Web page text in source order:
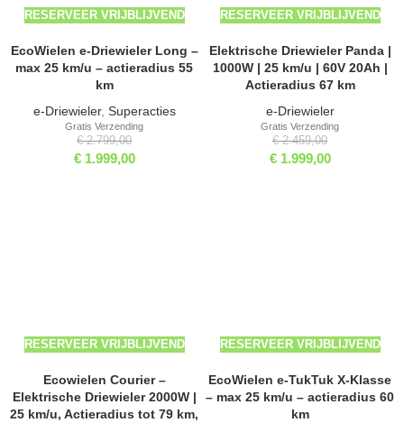
RESERVEER VRIJBLIJVEND
EcoWielen e-Driewieler Long –
max 25 km/u – actieradius 55
km
e-Driewieler, Superacties
€2.799,00
€1.999,00
Gratis Verzending
RESERVEER VRIJBLIJVEND
Elektrische Driewieler Panda |
1000W | 25 km/u | 60V 20Ah |
Actieradius 67 km
e-Driewieler
€2.459,00
€1.999,00
Gratis Verzending
RESERVEER VRIJBLIJVEND
Ecowielen Courier –
Elektrische Driewieler 2000W |
25 km/u, Actieradius tot 79 km,
RESERVEER VRIJBLIJVEND
EcoWielen e-TukTuk X-Klasse
– max 25 km/u – actieradius 60
km